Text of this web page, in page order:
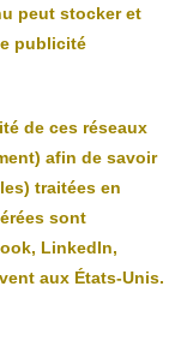
peut stocker et
publicité
de ces réseaux
afin de savoir
traitées en
sont
LinkedIn,
aux États-Unis.